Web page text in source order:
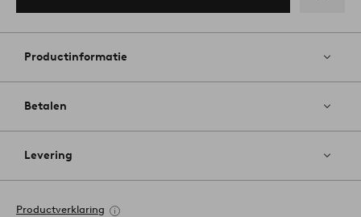
aan
Productinformatie
Betalen
Levering
Productverklaring